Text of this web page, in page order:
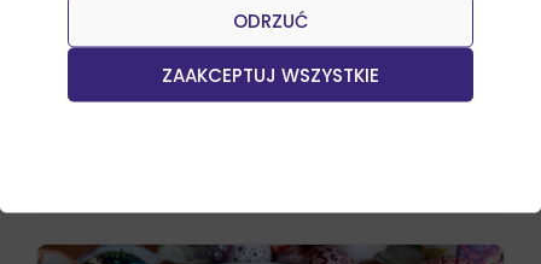
ZAAKCEPTUJ WSZYSTKIE
ODRZUĆ
Julia Sztyler
Salsa z mango i habanero